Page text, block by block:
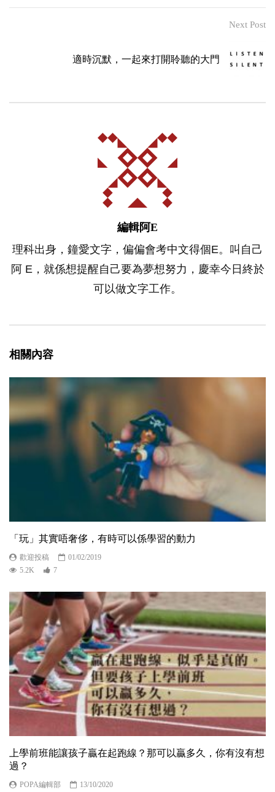
Next Post
適時沉默，一起來打開聆聽的大門
編輯阿E
理科出身，鐘愛文字，偏偏會考中文得個E。叫自己
阿 E，就係想提醒自己要為夢想努力，慶幸今日終於
可以做文字工作。
相關內容
「玩」其實唔奢侈，有時可以係學習的動力
歡迎投稿
01/02/2019
5.2K
7
上學前班能讓孩子贏在起跑線？那可以贏多久，你有沒有想
過？
POPA編輯部
13/10/2020